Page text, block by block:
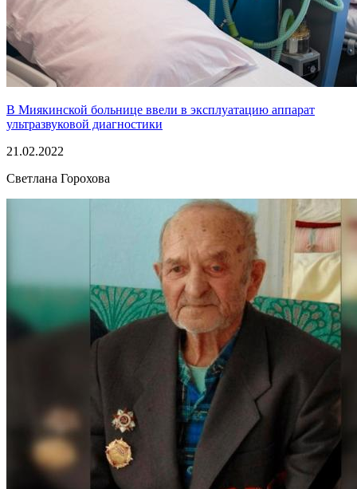
В Миякинской больнице ввели в эксплуатацию аппарат
ультразвуковой диагностики
21.02.2022
Светлана Горохова